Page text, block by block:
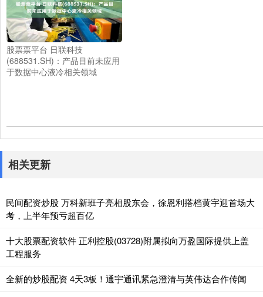
股票票平台 日联科技
(688531.SH)：产品目前未应用
于数据中心液冷相关领域
相关更新
民间配资炒股 万科新班子亮相股东会，徐恩利搭档黄宇迎首场大
考，上半年预亏超百亿
十大股票配资软件 正利控股(03728)附属拟向万盈国际提供上盖
工程服务
全新的炒股配资 4天3板！通宇通讯紧急澄清与英伟达合作传闻